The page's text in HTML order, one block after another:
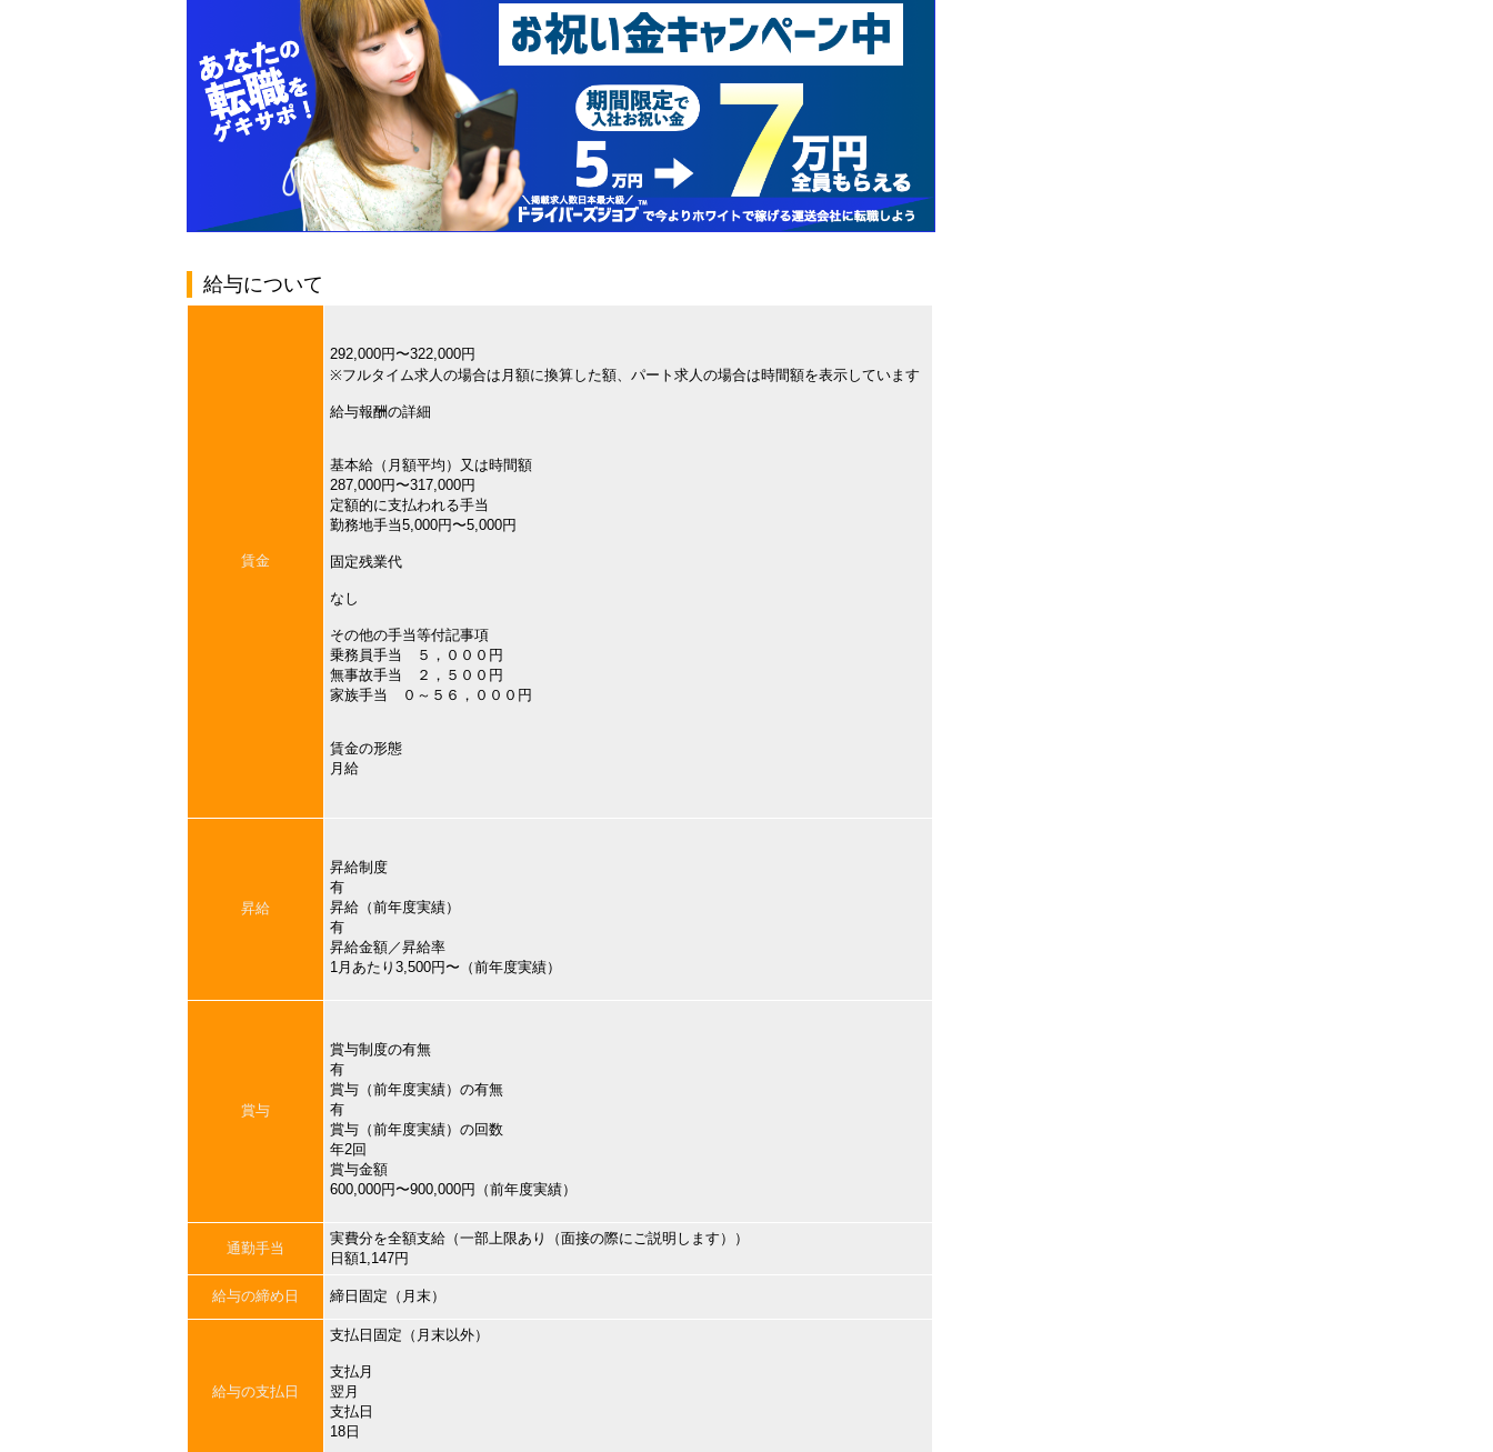
給与について
賃金
292,000円〜322,000円
※フルタイム求人の場合は月額に換算した額、パート求人の場合は時間額を表示しています
給与報酬の詳細
基本給（月額平均）又は時間額
287,000円〜317,000円
定額的に支払われる手当
勤務地手当5,000円〜5,000円
固定残業代
なし
その他の手当等付記事項
乗務員手当 ５，０００円
無事故手当 ２，５００円
家族手当 ０～５６，０００円
賃金の形態
月給
昇給
昇給制度
有
昇給（前年度実績）
有
昇給金額／昇給率
1月あたり3,500円〜（前年度実績）
賞与
賞与制度の有無
有
賞与（前年度実績）の有無
有
賞与（前年度実績）の回数
年2回
賞与金額
600,000円〜900,000円（前年度実績）
通勤手当
実費分を全額支給（一部上限あり（面接の際にご説明します））
日額1,147円
給与の締め日 締日固定（月末）
給与の支払日
支払日固定（月末以外）
支払月
翌月
支払日
18日